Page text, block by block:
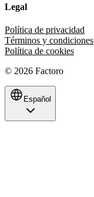
Legal
Política de privacidad
Términos y condiciones
Política de cookies
© 2026 Factoro
Español